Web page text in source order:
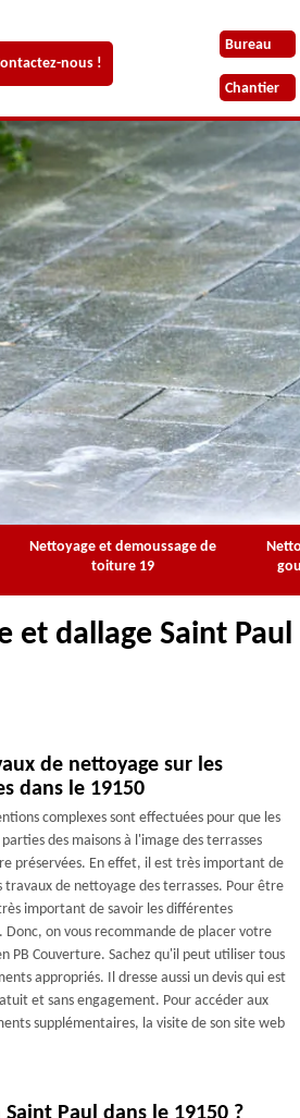
nous !
Bureau
Chantier
Nettoyage et demoussage de
toiture 19
et dallage Saint Paul
de nettoyage sur les
dans le 19150
complexes sont effectuées pour que les
des maisons à l'image des terrasses
préservées. En effet, il est très important de
travaux de nettoyage des terrasses. Pour être
important de savoir les différentes
Donc, on vous recommande de placer votre
PB Couverture. Sachez qu'il peut utiliser tous
appropriés. Il dresse aussi un devis qui est
et sans engagement. Pour accéder aux
supplémentaires, la visite de son site web
Paul dans le 19150 ?